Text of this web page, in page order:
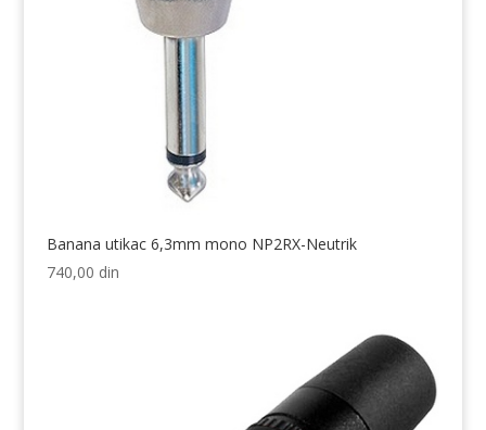
Banana utikac 6,3mm mono NP2RX-Neutrik
740,00 din